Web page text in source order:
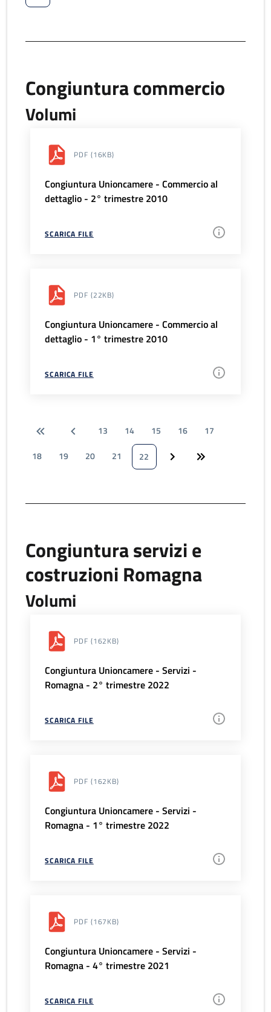
Congiuntura commercio
Volumi
PDF (16KB)
Congiuntura Unioncamere - Commercio al
dettaglio - 2° trimestre 2010
SCARICA FILE
PDF (22KB)
Congiuntura Unioncamere - Commercio al
dettaglio - 1° trimestre 2010
SCARICA FILE
13 14 15 16
17
18
19 20 21 22
Congiuntura servizi e
costruzioni Romagna
Volumi
PDF (162KB)
Congiuntura Unioncamere - Servizi -
Romagna - 2° trimestre 2022
SCARICA FILE
PDF (162KB)
Congiuntura Unioncamere - Servizi -
Romagna - 1° trimestre 2022
SCARICA FILE
PDF (167KB)
Congiuntura Unioncamere - Servizi -
Romagna - 4° trimestre 2021
SCARICA FILE